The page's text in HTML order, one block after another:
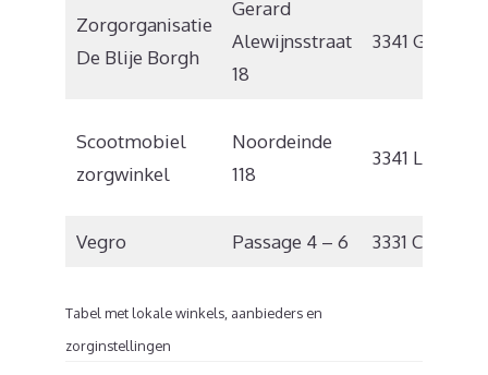
Zorgorganisatie
De Blije Borgh
Gerard
Alewijnsstraat
18
3341 GD
Scootmobiel
zorgwinkel
Noordeinde
118
3341 LW
Vegro Passage 4 – 6 3331 CM
Tabel met lokale winkels, aanbieders en
zorginstellingen